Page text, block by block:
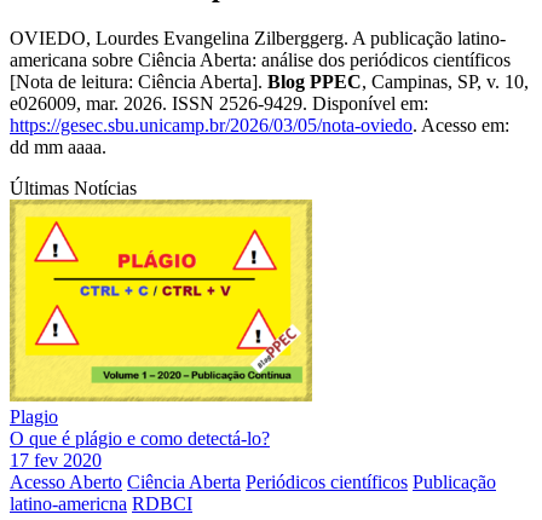
OVIEDO, Lourdes Evangelina Zilberggerg. A publicação latino-
americana sobre Ciência Aberta: análise dos periódicos científicos
[Nota de leitura: Ciência Aberta]. Blog PPEC, Campinas, SP, v. 10,
e026009, mar. 2026. ISSN 2526-9429. Disponível em:
https://gesec.sbu.unicamp.br/2026/03/05/nota-oviedo. Acesso em:
dd mm aaaa.
Últimas Notícias
Plagio
O que é plágio e como detectá-lo?
17 fev 2020
Acesso Aberto Ciência Aberta Periódicos científicos Publicação
latino-americna RDBCI